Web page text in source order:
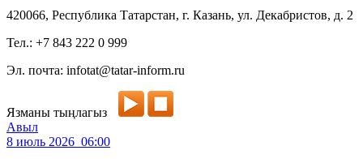
420066, Республика Татарстан, г. Казань, ул. Декабристов, д. 2
Тел.: +7 843 222 0 999
Эл. почта: infotat@tatar-inform.ru
Язманы тыңлагыз
Авыл
8 июль 2026 06:00